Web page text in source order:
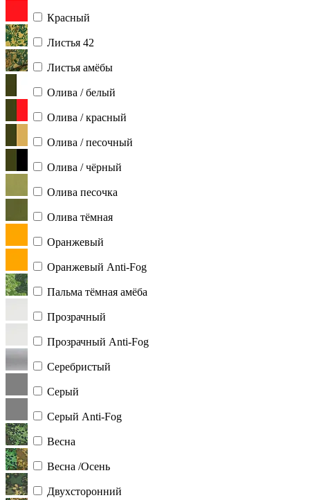
Красный
Листья 42
Листья амёбы
Олива / белый
Олива / красный
Олива / песочный
Олива / чёрный
Олива песочка
Олива тёмная
Оранжевый
Оранжевый Anti-Fog
Пальма тёмная амёба
Прозрачный
Прозрачный Anti-Fog
Серебристый
Серый
Серый Anti-Fog
Весна
Весна /Осень
Двухсторонний